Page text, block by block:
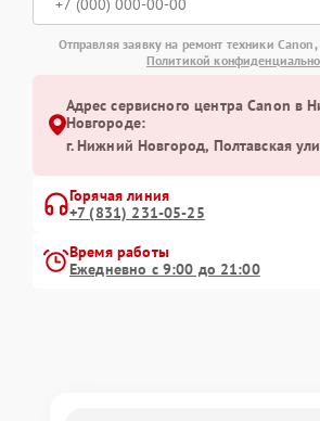
Отправляя заявку на ремонт техники
Политикой
Адрес сервисного центра Canon в
Новгороде:
г. Нижний Новгород, Полтавская
Горячая линия
+7 (831) 231-05-25
Время работы
Ежедневно с 9:00 до 21:00